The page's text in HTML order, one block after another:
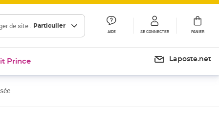
de site : Particulier
AIDE SE CONNECTER PANIER
Prince Laposte.net